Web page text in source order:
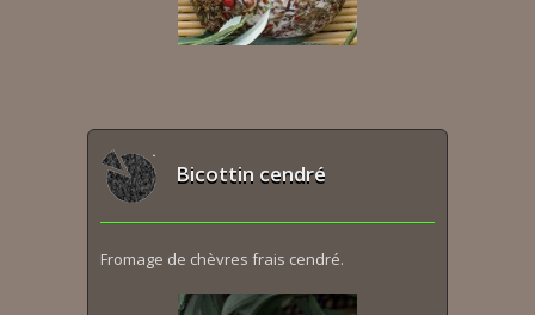
Bicottin cendré
Fromage de chèvres frais cendré.